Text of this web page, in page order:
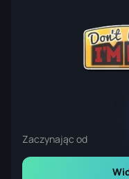
Zaczynając od